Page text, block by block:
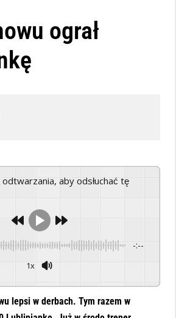
ograł
-:--
1x
lepsi w derbach. Tym razem w